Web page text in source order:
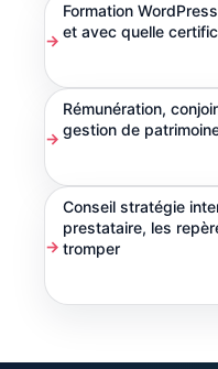
Formation
et avec quelle
Rémunération,
gestion de
Conseil stratégie
prestataire, les
tromper